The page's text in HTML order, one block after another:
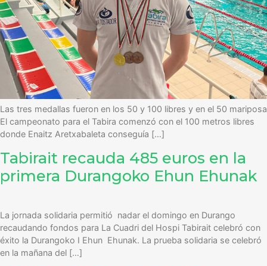
Las tres medallas fueron en los 50 y 100 libres y en el 50 mariposa
El campeonato para el Tabira comenzó con el 100 metros libres
donde Enaitz Aretxabaleta conseguía […]
Tabirait recauda 485 euros en la
primera Durangoko Ehun Ehunak
La jornada solidaria permitió nadar el domingo en Durango
recaudando fondos para La Cuadri del Hospi Tabirait celebró con
éxito la Durangoko I Ehun Ehunak. La prueba solidaria se celebró
en la mañana del […]